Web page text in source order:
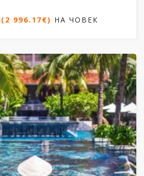
(2 996.17€)НА ЧОВЕК
996.17€) НА ЧОВЕК